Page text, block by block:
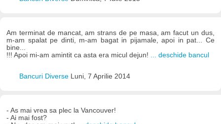
Am terminat de mancat, am strans de pe masa, am facut un dus,
m-am spalat pe dinti, m-am bagat in pijamale, apoi in pat... Ce
bine...
!!! Apoi mi-am amintit ca asta era micul dejun! ... deschide bancul
Bancuri Diverse Luni, 7 Aprilie 2014
- As mai vrea sa plec la Vancouver!
- Ai mai fost?